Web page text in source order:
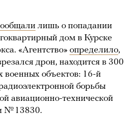
лишь о попадании
дом в Курске
«Агентство» определило,
дрон, находится в 300
военных объектов: 16-й
борьбы
авиационно-технической
№ 13830.